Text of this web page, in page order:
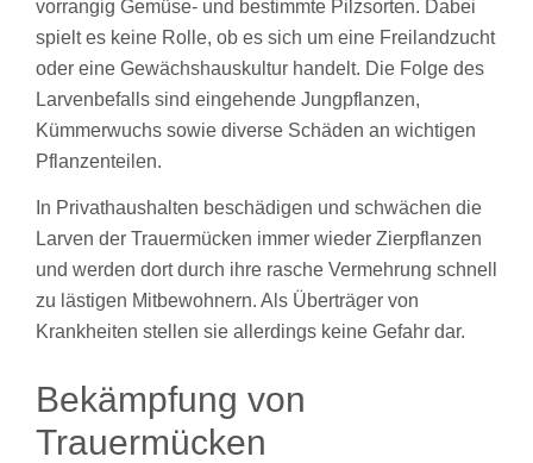
vorrangig Gemüse- und bestimmte Pilzsorten. Dabei
spielt es keine Rolle, ob es sich um eine Freilandzucht
oder eine Gewächshauskultur handelt. Die Folge des
Larvenbefalls sind eingehende Jungpflanzen,
Kümmerwuchs sowie diverse Schäden an wichtigen
Pflanzenteilen.
In Privathaushalten beschädigen und schwächen die
Larven der Trauermücken immer wieder Zierpflanzen
und werden dort durch ihre rasche Vermehrung schnell
zu lästigen Mitbewohnern. Als Überträger von
Krankheiten stellen sie allerdings keine Gefahr dar.
Bekämpfung von
Trauermücken